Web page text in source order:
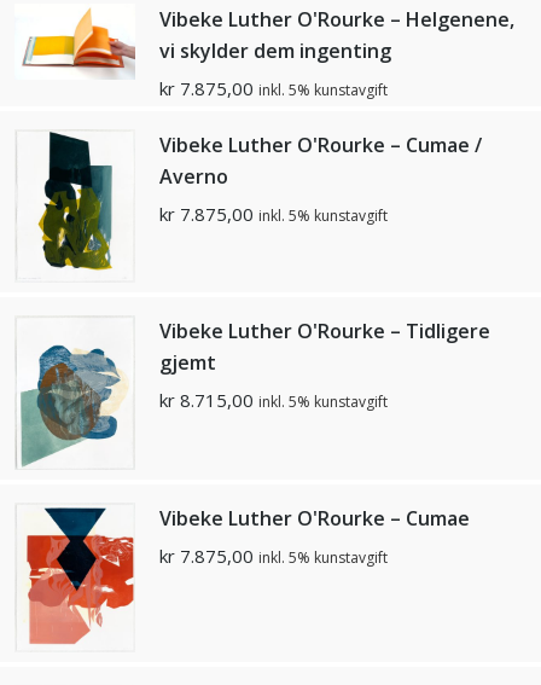
Vibeke Luther O'Rourke – Helgenene,
vi skylder dem ingenting
kr 7.875,00 inkl. 5% kunstavgift
Vibeke Luther O'Rourke – Cumae /
Averno
kr 7.875,00 inkl. 5% kunstavgift
Vibeke Luther O'Rourke – Tidligere
gjemt
kr 8.715,00 inkl. 5% kunstavgift
Vibeke Luther O'Rourke – Cumae
kr 7.875,00 inkl. 5% kunstavgift